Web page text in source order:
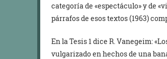
categoría de «espectáculo» y de
párrafos de esos textos (1963)
En la Tesis 1 dice R. Vanegeim:
vulgarizado en hechos de una